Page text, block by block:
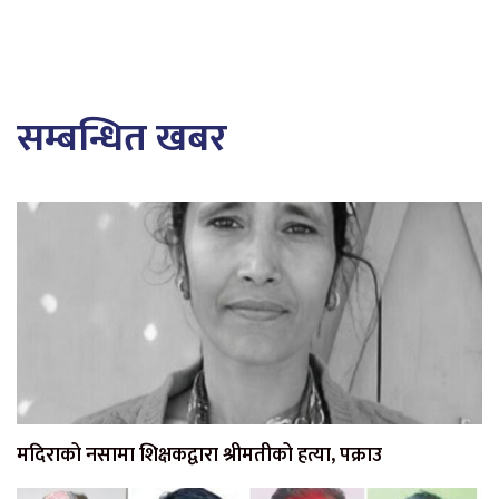
सम्बन्धित खबर
मदिराको नसामा शिक्षकद्वारा श्रीमतीको हत्या, पक्राउ